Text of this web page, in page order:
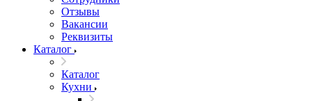
Отзывы
Вакансии
Реквизиты
Каталог
Каталог
Кухни